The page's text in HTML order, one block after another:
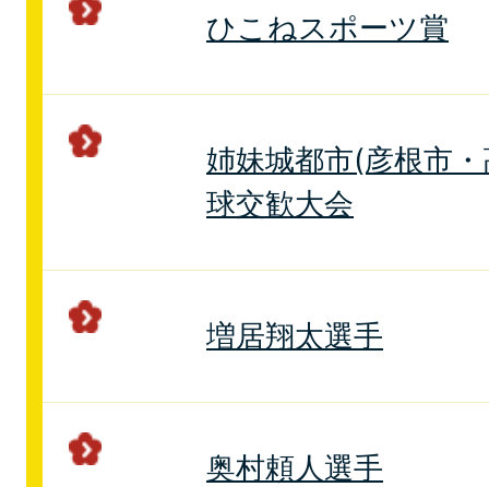
ひこねスポーツ賞
姉妹城都市(彦根市
球交歓大会
増居翔太選手
奥村頼人選手